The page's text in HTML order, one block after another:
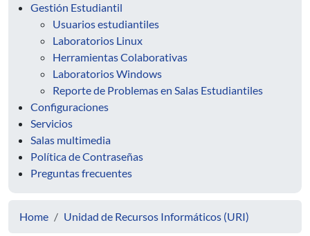
Gestión Estudiantil
Usuarios estudiantiles
Laboratorios Linux
Herramientas Colaborativas
Laboratorios Windows
Reporte de Problemas en Salas Estudiantiles
Configuraciones
Servicios
Salas multimedia
Política de Contraseñas
Preguntas frecuentes
Home Unidad de Recursos Informáticos (URI)